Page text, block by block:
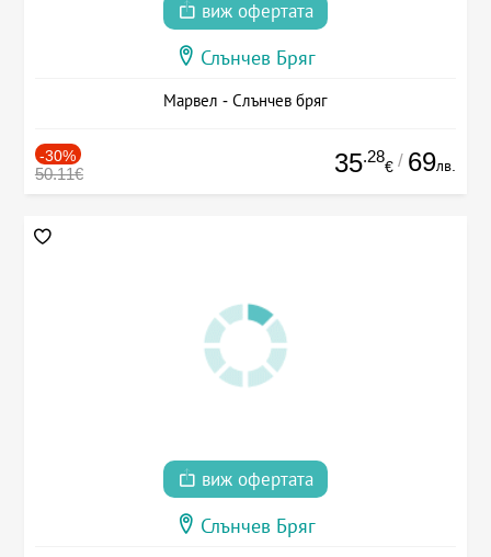
виж офертата
Слънчев Бряг
Марвел - Слънчев бряг
-30%
50.11€ 35.28
€ / 69лв.
виж офертата
Слънчев Бряг